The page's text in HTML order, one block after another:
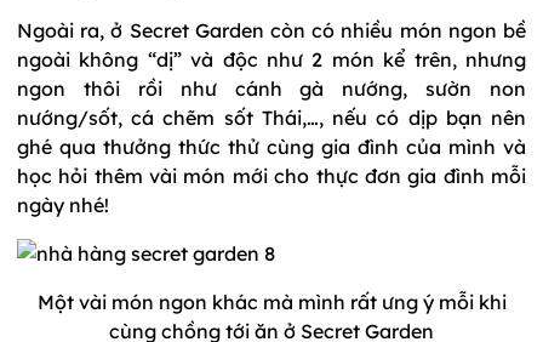
Ngoài ra, ở Secret Garden còn có nhiều món ngon bề
ngoài không “dị” và độc như 2 món kể trên, nhưng
ngon thôi rồi như cánh gà nướng, sườn non
nướng/sốt, cá chẽm sốt Thái,…, nếu có dịp bạn nên
ghé qua thưởng thức thử cùng gia đình của mình và
học hỏi thêm vài món mới cho thực đơn gia đình mỗi
ngày nhé!
Một vài món ngon khác mà mình rất ưng ý mỗi khi
cùng chồng tới ăn ở Secret Garden